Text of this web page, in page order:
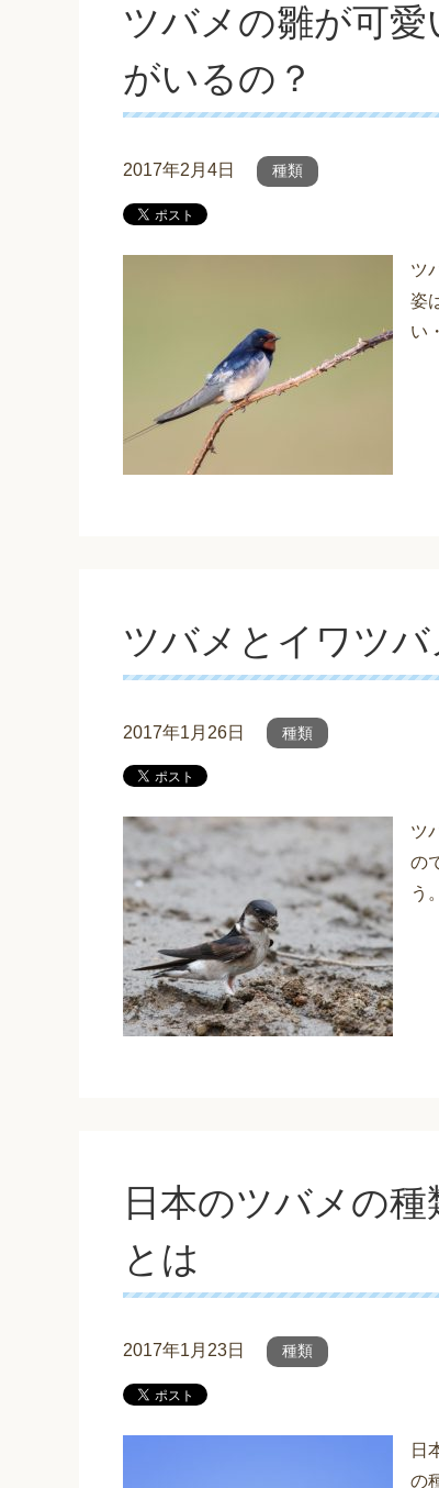
ツバメの雛が可
がいるの？
2017年2月4日 種類
ツ
姿
い
ツバメとイワツバ
2017年1月26日 種類
ツ
の
う
日本のツバメの
とは
2017年1月23日 種類
日
の